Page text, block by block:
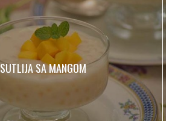
SUTLIJA SA MANGOM